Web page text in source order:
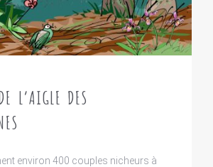
L’AIGLE DES
environ 400 couples nicheurs à